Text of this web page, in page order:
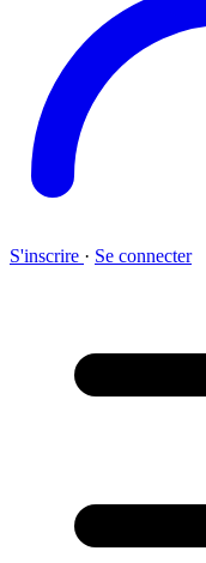
S'inscrire · Se connecter